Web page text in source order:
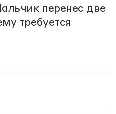
перенес две
требуется